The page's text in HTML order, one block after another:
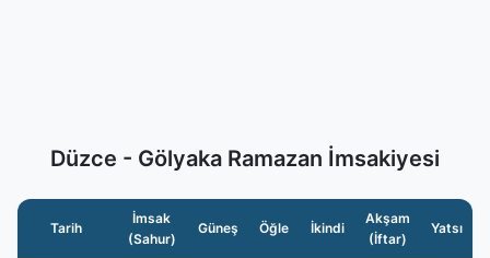
Düzce - Gölyaka Ramazan İmsakiyesi
Tarih
İmsak
(Sahur)
Güneş Öğle İkindi
Akşam
(İftar)
Yatsı